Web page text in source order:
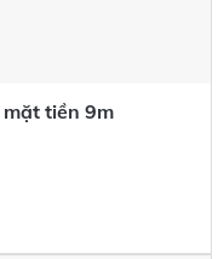
tiền 9m